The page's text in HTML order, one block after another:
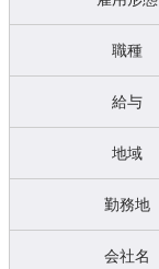
職種
給与
地域
勤務地
会社名